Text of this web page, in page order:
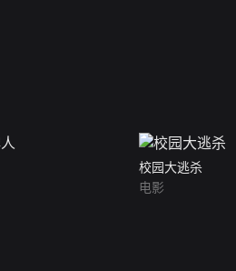
校园大逃杀
电影